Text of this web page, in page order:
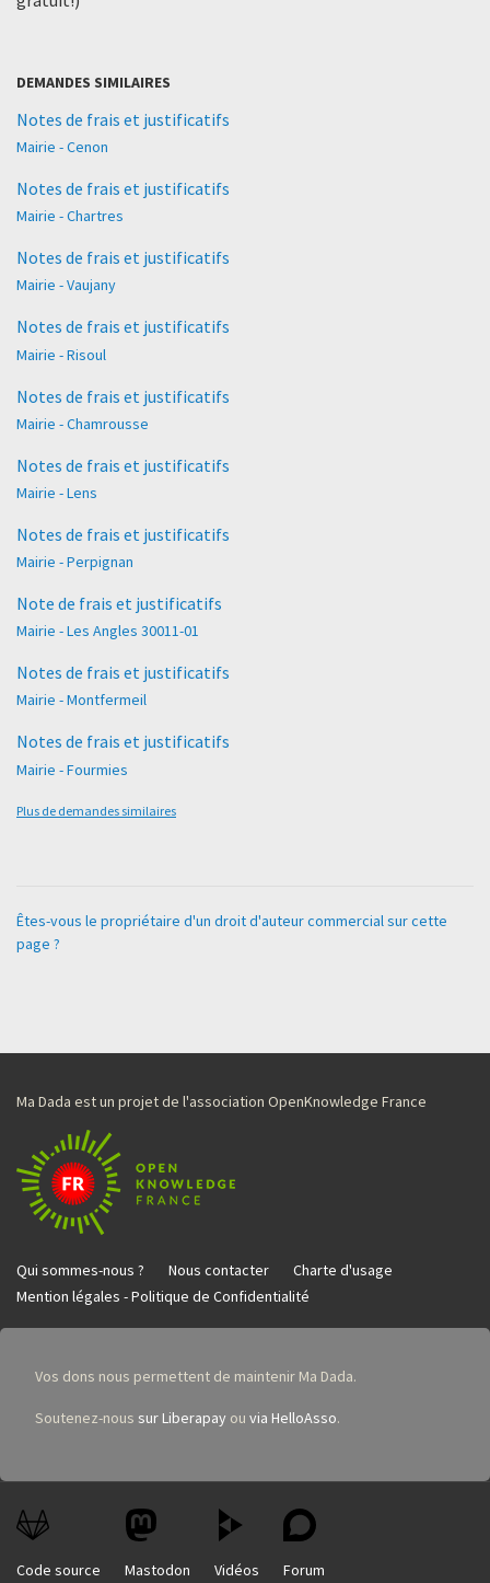
DEMANDES SIMILAIRES
Notes de frais et justificatifs
Mairie - Cenon
Notes de frais et justificatifs
Mairie - Chartres
Notes de frais et justificatifs
Mairie - Vaujany
Notes de frais et justificatifs
Mairie - Risoul
Notes de frais et justificatifs
Mairie - Chamrousse
Notes de frais et justificatifs
Mairie - Lens
Notes de frais et justificatifs
Mairie - Perpignan
Note de frais et justificatifs
Mairie - Les Angles 30011-01
Notes de frais et justificatifs
Mairie - Montfermeil
Notes de frais et justificatifs
Mairie - Fourmies
Plus de demandes similaires
Êtes-vous le propriétaire d'un droit d'auteur commercial sur cette
page ?
Ma Dada est un projet de l'association OpenKnowledge France
Qui sommes-nous ? Nous contacter
Charte d'usage
Mention légales - Politique de Confidentialité
Vos dons nous permettent de maintenir Ma Dada.
Soutenez-nous sur Liberapay ou via HelloAsso.
Code source Mastodon Vidéos Forum